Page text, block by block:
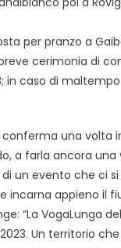
per pranzo a
cerimonia di
in caso di
conferma una volta
a farla ancora
un evento che ci
appieno il
“La VogaLunga
Un territorio